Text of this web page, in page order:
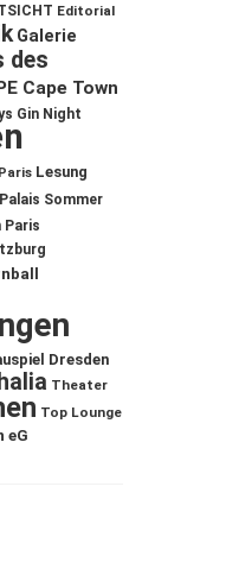
Editorial
Galerie
des
Cape Town
Gin Night
Lesung
Palais Sommer
Paris
Dresden
Theater
Top Lounge
eG